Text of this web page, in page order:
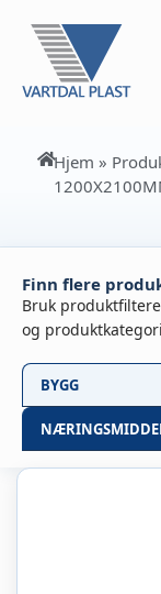
Hjem »
Finn flere
Bruk
og
BYGG